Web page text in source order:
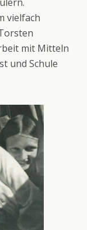
vielfach
mit Mitteln
und Schule